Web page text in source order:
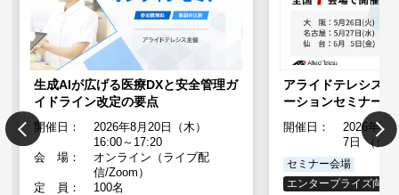
生成AIが広げる医療DXと安全管理ガ
イドライン改定の要点
開催日：
2026年8月20日（木）
16:00～17:20
会 場：
オンライン（ライブ配
信/Zoom）
定 員：
100名
アライドテレシス
ーションセミナー
開催日：
2026年5
7日 （火）
セミナー会場
エンタープライズ向け